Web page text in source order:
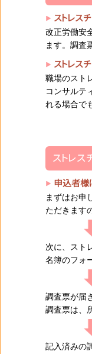
ストレス
改正労働安
ます。調査
ストレス
職場のスト
コンサルテ
れる場合で
ストレス
申込者様
まずはお申
ただきます
次に、スト
名簿のフォ
調査票が届
調査票は、
記入済みの